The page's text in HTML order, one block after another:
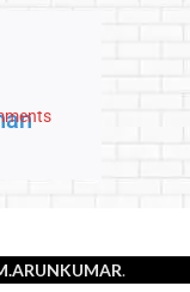
.